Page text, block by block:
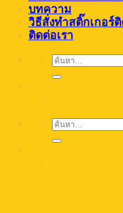
บทความ
วิธีสั่งทำสติ๊กเกอร์
ติดต่อเรา
ค้นหา:
ค้นหา: